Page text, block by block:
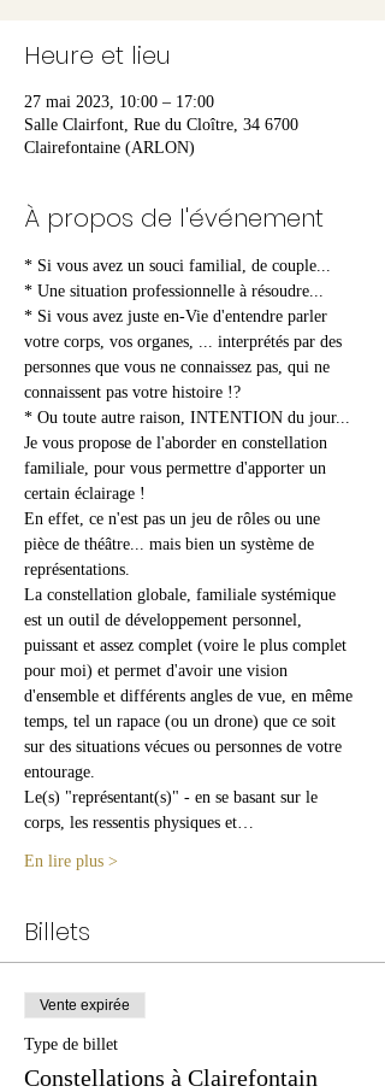
Heure et lieu
27 mai 2023, 10:00 – 17:00
Salle Clairfont, Rue du Cloître, 34 6700
Clairefontaine (ARLON)
À propos de l'événement
* Si vous avez un souci familial, de couple...
* Une situation professionnelle à résoudre...
* Si vous avez juste en-Vie d'entendre parler
votre corps, vos organes, ... interprétés par des
personnes que vous ne connaissez pas, qui ne
connaissent pas votre histoire !?
* Ou toute autre raison, INTENTION du jour...
Je vous propose de l'aborder en constellation
familiale, pour vous permettre d'apporter un
certain éclairage !
En effet, ce n'est pas un jeu de rôles ou une
pièce de théâtre... mais bien un système de
représentations.
La constellation globale, familiale systémique
est un outil de développement personnel,
puissant et assez complet (voire le plus complet
pour moi) et permet d'avoir une vision
d'ensemble et différents angles de vue, en même
temps, tel un rapace (ou un drone) que ce soit
sur des situations vécues ou personnes de votre
entourage.
Le(s) "représentant(s)" - en se basant sur le
corps, les ressentis physiques et…
En lire plus >
Billets
Vente expirée
Type de billet
Constellations à Clairefontain